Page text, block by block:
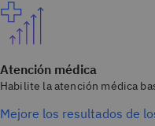
Atención médica
Habilite la atención médica
Mejore los resultados de